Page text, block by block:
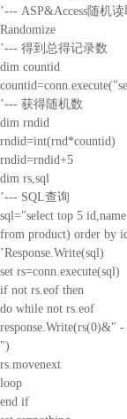
’--- ASP&Access随机
Randomize
’--- 得到总得记录数
dim countid
’--- 获得随机数
dim rndid
rndid=int(rnd*countid)
rndid=rndid+5
dim rs,sql
’--- SQL查询
sql="select top 5
from product) order by
’Response.Write(sql)
set rs=conn.execute(sql)
if not rs.eof then
do while not rs.eof
response.Write(rs(0)&" -
")
rs.movenext
loop
end if